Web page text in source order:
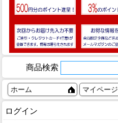
商品検索
ホーム マイページ
ログイン